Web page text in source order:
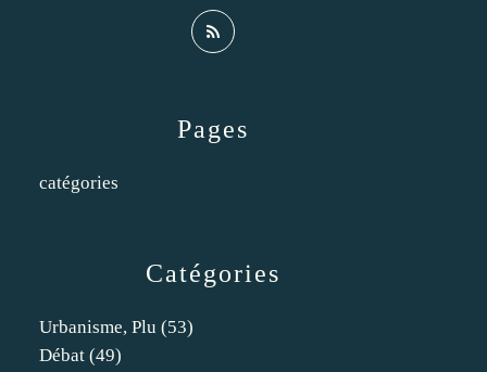
Catégories
Urbanisme, Plu (53)
Débat (49)
Pages
catégories